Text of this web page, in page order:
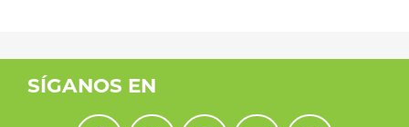
SÍGANOS EN